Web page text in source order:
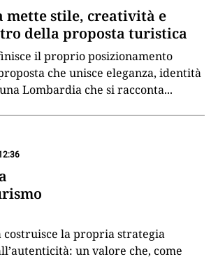
mette stile, creatività e
della proposta turistica
il proprio posizionamento
che unisce eleganza, identità
Lombardia che si racconta...
costruisce la propria strategia
un valore che, come